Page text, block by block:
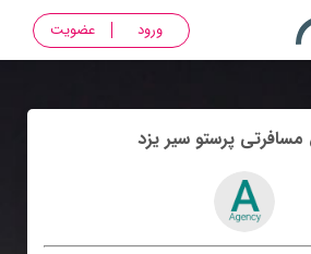
ورود عضویت
مسافرتی پرستو سير يزد